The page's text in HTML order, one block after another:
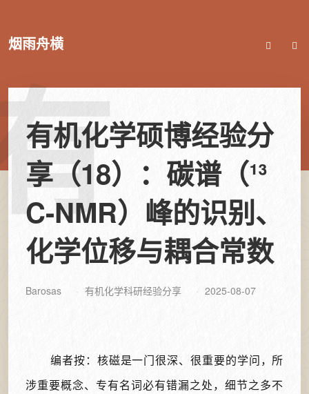
烟雨舟横
有机化学硕博经验分
享（18）：碳谱（¹³
C-NMR）峰的识别、
化学位移与耦合常数
Barosas 有机化学科研经验分享 2025-08-07
编者按：核磁是一门很深、很重要的学问，所
涉重要概念、专有名词必有错漏之处，细节之多不